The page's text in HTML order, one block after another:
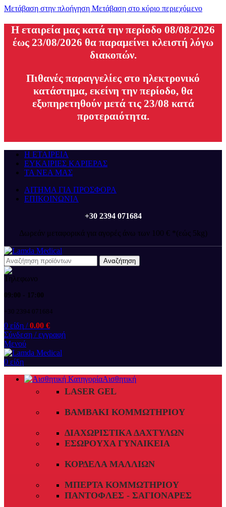
Μετάβαση στην πλοήγηση Μετάβαση στο κύριο περιεχόμενο
H εταιρεία μας κατά την περίοδο 08/08/2026
έως 23/08/2026 θα παραμείνει κλειστή λόγω
διακοπών.
Πιθανές παραγγελίες στο ηλεκτρονικό
κατάστημα, εκείνη την περίοδο, θα
εξυπηρετηθούν μετά τις 23/08 κατά
προτεραιότητα.
Η ΕΤΑΙΡΕΙΑ
ΕΥΚΑΙΡΙΕΣ ΚΑΡΙΕΡΑΣ
ΤΑ ΝΕΑ ΜΑΣ
ΑΙΤΗΜΑ ΓΙΑ ΠΡΟΣΦΟΡΑ
ΕΠΙΚΟΙΝΩΝΙΑ
+30 2394 071684
Δωρεάν μεταφορικά για αγορές άνω των 100 € *(εώς 5kg)
Αναζήτηση
09:00 - 17:00
+30 2394 071684
0 είδη / 0.00 €
Σύνδεση / εγγραφή
Μενού
0 είδη
Αισθητική
LASER GEL
ΒΑΜΒΆΚΙ ΚΟΜΜΩΤΗΡΊΟΥ
ΔΙΑΧΩΡΙΣΤΙΚΆ ΔΑΧΤΎΛΩΝ
ΕΣΏΡΟΥΧΑ ΓΥΝΑΙΚΕΊΑ
ΚΟΡΔΈΛΑ ΜΑΛΛΙΏΝ
ΜΠΈΡΤΑ ΚΟΜΜΩΤΗΡΊΟΥ
ΠΑΝΤΌΦΛΕΣ - ΣΑΓΙΟΝΆΡΕΣ